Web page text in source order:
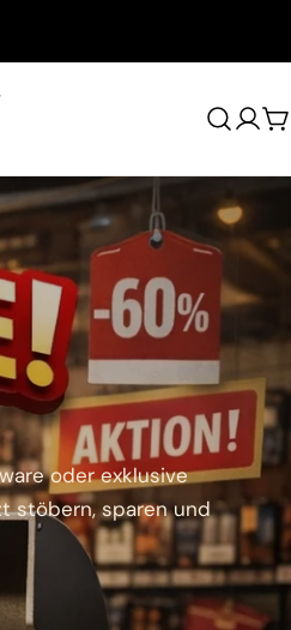
oder exklusive
stöbern, sparen und